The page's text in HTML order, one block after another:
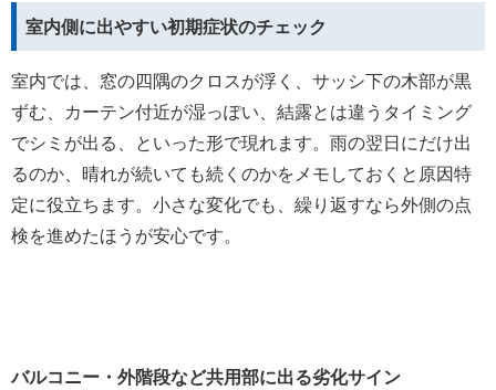
室内側に出やすい初期症状のチェック
室内では、窓の四隅のクロスが浮く、サッシ下の木部が黒
ずむ、カーテン付近が湿っぽい、結露とは違うタイミング
でシミが出る、といった形で現れます。雨の翌日にだけ出
るのか、晴れが続いても続くのかをメモしておくと原因特
定に役立ちます。小さな変化でも、繰り返すなら外側の点
検を進めたほうが安心です。
バルコニー・外階段など共用部に出る劣化サイン